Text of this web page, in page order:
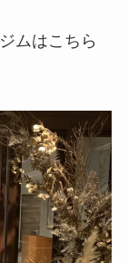
ムはこちら